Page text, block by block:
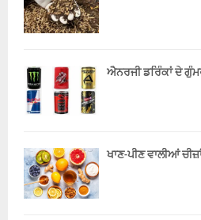
ਐਨਰਜੀ ਡਰਿੰਕਾਂ ਦੇ
ਖਾਣ-ਪੀਣ ਵਾਲੀਆਂ